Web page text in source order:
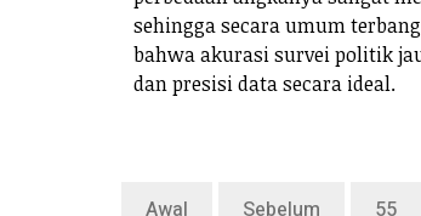
sehingga secara umum
bahwa akurasi survei politik
dan presisi data secara ideal.